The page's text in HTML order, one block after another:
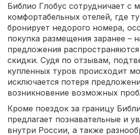
Библио Глобус сотрудничает с
комфортабельных отелей, где
бронирует недорого номера,
покупка размещения заранее –
предложения
скидки. Судя по отзывам,
купленных туров происходит
исключается потеря
возникновение возможных
Кроме поездок за границу
предлагает познавательные и
внутри России, а также